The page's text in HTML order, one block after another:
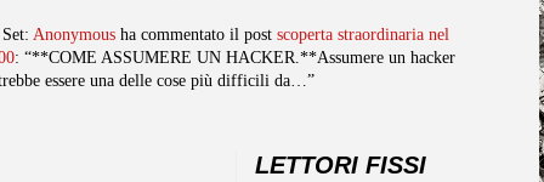
Anonymous ha commentato il post scoperta straordinaria nel
: “**COME ASSUMERE UN HACKER.**Assumere un hacker
essere una delle cose più difficili da…”
LETTORI FISSI